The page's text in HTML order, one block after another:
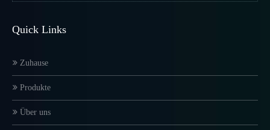
Quick Links
Zuhause
Produkte
Über uns